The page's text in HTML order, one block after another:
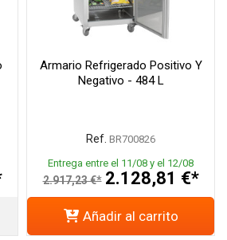
Armario Refrigerado Positivo Y
Negativo - 484 L
Ref. BR700826
Entrega entre el 11/08 y el 12/08
2.917,23 €* 2.128,81 €*
Añadir al carrito